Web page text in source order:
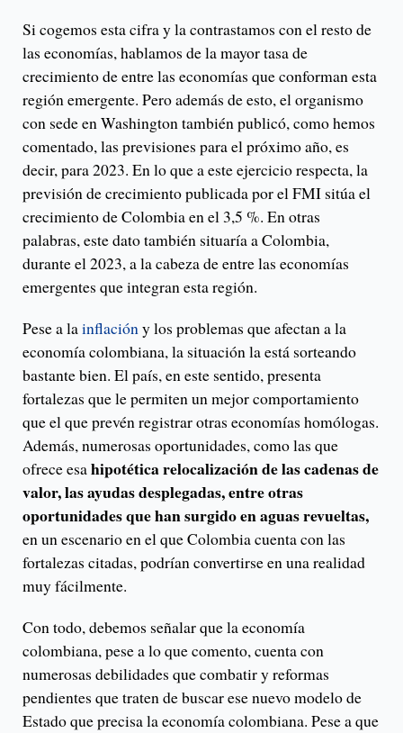
Si cogemos esta cifra y la contrastamos con el resto de
las economías, hablamos de la mayor tasa de
crecimiento de entre las economías que conforman esta
región emergente. Pero además de esto, el organismo
con sede en Washington también publicó, como hemos
comentado, las previsiones para el próximo año, es
decir, para 2023. En lo que a este ejercicio respecta, la
previsión de crecimiento publicada por el FMI sitúa el
crecimiento de Colombia en el 3,5 %. En otras
palabras, este dato también situaría a Colombia,
durante el 2023, a la cabeza de entre las economías
emergentes que integran esta región.
Pese a lainflacióny los problemas que afectan a la
economía colombiana, la situación la está sorteando
bastante bien. El país, en este sentido, presenta
fortalezas que le permiten un mejor comportamiento
que el que prevén registrar otras economías homólogas.
Además, numerosas oportunidades, como las que
ofrece esahipotética relocalización de las cadenas de
valor, las ayudas desplegadas, entre otras
oportunidades que han surgido en aguas revueltas,
en un escenario en el que Colombia cuenta con las
fortalezas citadas, podrían convertirse en una realidad
muy fácilmente.
Con todo, debemos señalar que la economía
colombiana, pese a lo que comento, cuenta con
numerosas debilidades que combatir y reformas
pendientes que traten de buscar ese nuevo modelo de
Estado que precisa la economía colombiana. Pese a que